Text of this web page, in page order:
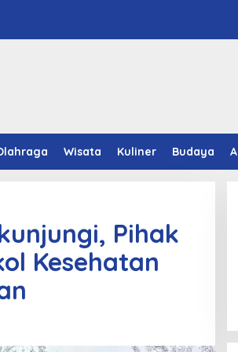
Wisata Kuliner Budaya
Pihak
Kesehatan
Panduan Pasang Pelapis Anti